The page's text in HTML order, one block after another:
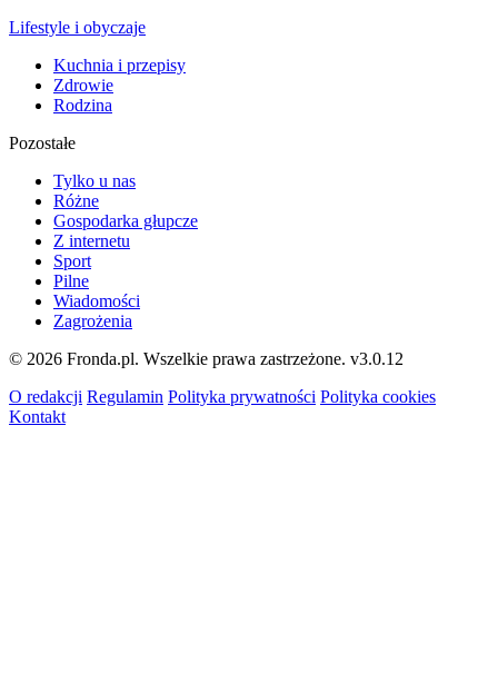
Lifestyle i obyczaje
Kuchnia i przepisy
Zdrowie
Rodzina
Pozostałe
Tylko u nas
Różne
Gospodarka głupcze
Z internetu
Sport
Pilne
Wiadomości
Zagrożenia
© 2026 Fronda.pl. Wszelkie prawa zastrzeżone. v3.0.12
O redakcji Regulamin Polityka prywatności Polityka cookies
Kontakt